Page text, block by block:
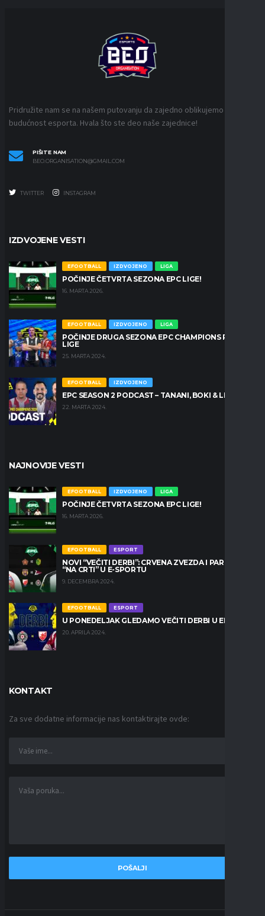
Pridružite nam se na našem putovanju da zajedno oblikujemo
budućnost esporta. Hvala što ste deo naše zajednice!
PIŠITE NAM
BEO.ORGANISATION@GMAIL.COM
TWITTER INSTAGRAM
IZDVOJENE VESTI
EFOOTBALL IZDVOJENO LIGA
POČINJE ČETVRTA SEZONA EPC LIGE!
16. MARTA 2026.
EFOOTBALL IZDVOJENO LIGA
POČINJE DRUGA SEZONA EPC CHAMPIONS PRO
LIGE
25. MARTA 2024.
EFOOTBALL IZDVOJENO
EPC SEASON 2 PODCAST – TANANI, BOKI & LEŠKO
22. MARTA 2024.
NAJNOVIJE VESTI
EFOOTBALL IZDVOJENO LIGA
POČINJE ČETVRTA SEZONA EPC LIGE!
16. MARTA 2026.
EFOOTBALL ESPORT
NOVI “VEČITI DERBI”: CRVENA ZVEZDA I PARTIZAN
“NA CRTI” U E-SPORTU
9. DECEMBRA 2024.
EFOOTBALL ESPORT
U PONEDELJAK GLEDAMO VEČITI DERBI U EPC LIGI
20. APRILA 2024.
KONTAKT
Za sve dodatne informacije nas kontaktirajte ovde: